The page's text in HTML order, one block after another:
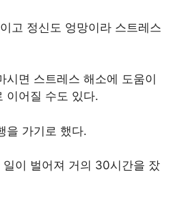
고 정신도 엉망이라 스트레스
시면 스트레스 해소에 도움이
이어질 수도 있다.
을 가기로 했다.
이 벌어져 거의 30시간을 잤